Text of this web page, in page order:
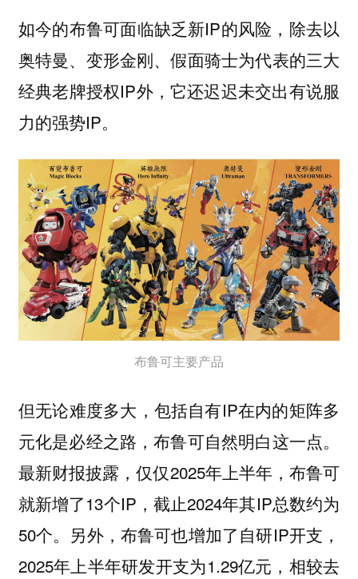
如今的布鲁可面临缺乏新IP的风险，除去以
奥特曼、变形金刚、假面骑士为代表的三大
经典老牌授权IP外，它还迟迟未交出有说服
力的强势IP。
布鲁可主要产品
但无论难度多大，包括自有IP在内的矩阵多
元化是必经之路，布鲁可自然明白这一点。
最新财报披露，仅仅2025年上半年，布鲁可
就新增了13个IP，截止2024年其IP总数约为
50个。另外，布鲁可也增加了自研IP开支，
2025年上半年研发开支为1.29亿元，相较去